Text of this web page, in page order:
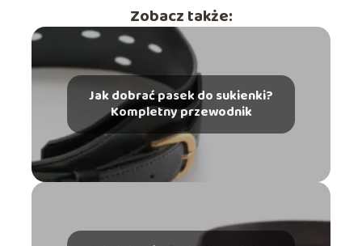
Zobacz także:
Jak dobrać pasek do sukienki?
Kompletny przewodnik